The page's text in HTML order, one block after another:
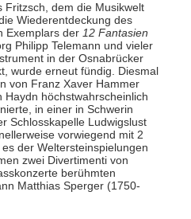
Fritzsch, dem die Musikwelt
Wiederentdeckung des
Exemplars der 12 Fantasien
Philipp Telemann und vieler
in der Osnabrücker
wurde erneut fündig. Diesmal
von Franz Xaver Hammer
höchstwahrscheinlich
in einer in Schwerin
Schlosskapelle Ludwigslust
vorwiegend mit 2
der Weltersteinspielungen
zwei Divertimenti von
berühmten
Matthias Sperger (1750-